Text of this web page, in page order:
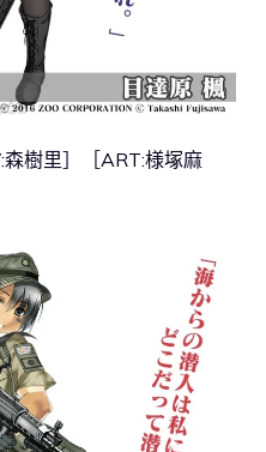
森樹里］［ART:様塚麻